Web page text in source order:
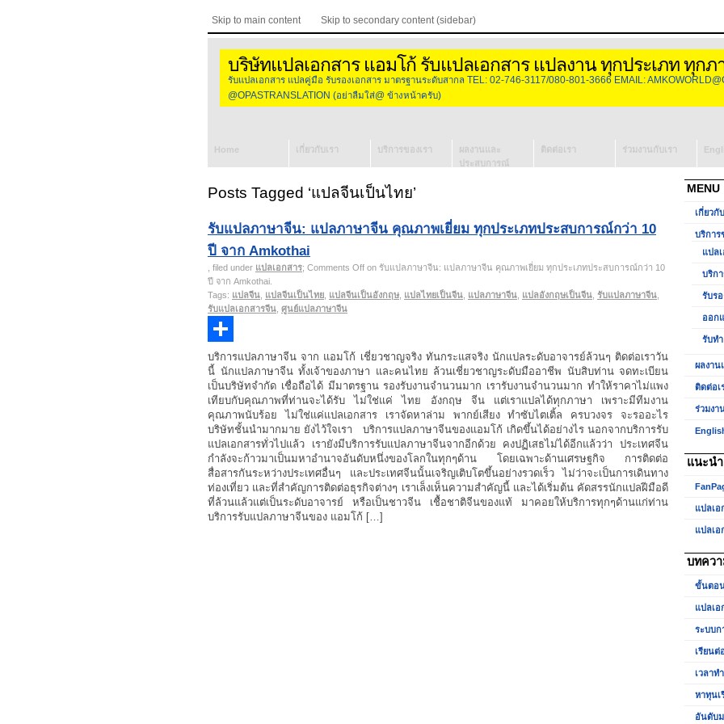
Skip to main content Skip to secondary content (sidebar)
บริษัทแปลเอกสาร แอมโก้ รับแปลเอกสาร แปลงาน ทุกประเภท ทุกภ
รับแปลเอกสาร แปลคู่มือ รับรองเอกสาร มาตรฐานระดับสากล TEL: 02-746-3117/080-801-3666 EMAIL:
@OPASTRANSLATION (อย่าลืมใส่@ ข้างหน้าครับ)
Home เกี่ยวกับเรา บริการของเรา
รับรองเอกสาร
Presentation
ผลงานและ
ประสบการณ์
ติดต่อเรา ร่วมงานกับเรา
Posts Tagged ‘แปลจีนเป็นไทย’
รับแปลภาษาจีน: แปลภาษาจีน คุณภาพเยี่ยม ทุกประเภทประสบการณ์กว่า 10
ปี จาก Amkothai
, filed under แปลเอกสาร; Comments Off on รับแปลภาษาจีน: แปลภาษาจีน คุณภาพเยี่ยม ทุกประเภทประสบการณ์กว่า 10
ปี จาก Amkothai
Tags: แปลจีน แปลจีนเป็นไทย แปลจีนเป็นอังกฤษ แปลไทยเป็นจีน แปลภาษาจีน แปลอังกฤษเป็นจีน รับแปลภาษาจีน
รับแปลเอกสารจีน ศูนย์แปลภาษาจีน
Share
บริการแปลภาษาจีน จาก แอมโก้ เชี่ยวชาญจริง ทันกระแสจริง นักแปลระดับอาจารย์ล้วนๆ ติดต่อเราวัน
นี้ นักแปลภาษาจีน ทั้งเจ้าของภาษา และคนไทย ล้วนเชี่ยวชาญระดับมืออาชีพ นับสิบท่าน จดทะเบียน
เป็นบริษัทจำกัด เชื่อถือได้ มีมาตรฐาน รองรับงานจำนวนมาก เรารับงานจำนวนมาก ทำให้ราคาไม่แพง
เทียบกับคุณภาพที่ท่านจะได้รับ ไม่ใช่แค่ ไทย อังกฤษ จีน แต่เราแปลได้ทุกภาษา เพราะมีทีมงาน
คุณภาพนับร้อย ไม่ใช่แค่แปลเอกสาร เราจัดหาล่าม พากย์เสียง ทำซับไตเติ้ล ครบวงจร จะรออะไร
บริษัทชั้นนำมากมาย ยังไว้ใจเรา บริการแปลภาษาจีนของแอมโก้ เกิดขึ้นได้อย่างไร นอกจากบริการรับ
แปลเอกสารทั่วไปแล้ว เรายังมีบริการรับแปลภาษาจีนจากอีกด้วย คงปฏิเสธไม่ได้อีกแล้วว่า ประเทศจีน
กำลังจะก้าวมาเป็นมหาอำนาจอันดับหนึ่งของโลกในทุกๆด้าน โดยเฉพาะด้านเศรษฐกิจ การติดต่อ
สื่อสารกันระหว่างประเทศอื่นๆ และประเทศจีนนั้นเจริญเติบโตขึ้นอย่างรวดเร็ว ไม่ว่าจะเป็นการเดินทาง
ท่องเที่ยว และที่สำคัญการติดต่อธุรกิจต่างๆ เราเล็งเห็นความสำคัญนี้ และได้เริ่มต้น คัดสรรนักแปลฝีมือดี
ที่ล้วนแล้วแต่เป็นระดับอาจารย์ หรือเป็นชาวจีน เชื้อชาติจีนของแท้ มาคอยให้บริการทุกๆด้านแก่ท่าน
บริการรับแปลภาษาจีนของ แอมโก้ […]
MENU
เกี่ยวกั
บริการ
แปล
บริก
รับร
ออก
รับท
ผลงาน
ติดต่อเ
ร่วมงา
แนะน
แปลเอ
แปลเอ
บทคว
ขั้นตอน
แปลเอ
ระบบก
เรียนต่
เวลาท
หาทุนเ
อันดับ